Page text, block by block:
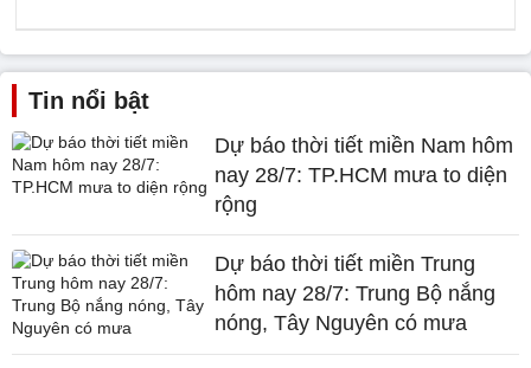
Tin nổi bật
Dự báo thời tiết miền Nam hôm
nay 28/7: TP.HCM mưa to diện
rộng
Dự báo thời tiết miền Trung
hôm nay 28/7: Trung Bộ nắng
nóng, Tây Nguyên có mưa